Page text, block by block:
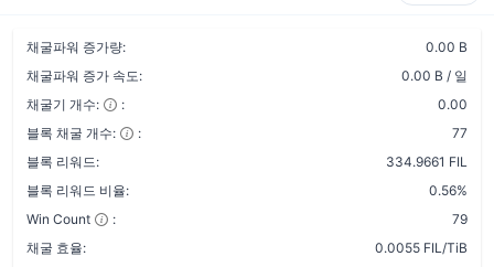
채굴파워 증가량:
0.00 B
채굴파워 증가 속도:
0.00 B / 일
채굴기 개수:
:
0.00
블록 채굴 개수:
:
77
블록 리워드:
334.9661 FIL
블록 리워드 비율:
0.56%
Win Count
:
79
채굴 효율:
0.0055 FIL/TiB